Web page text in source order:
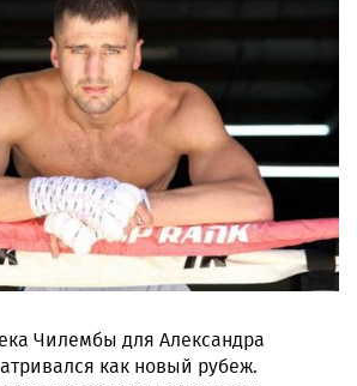
Чилембы для Александра
как новый рубеж.